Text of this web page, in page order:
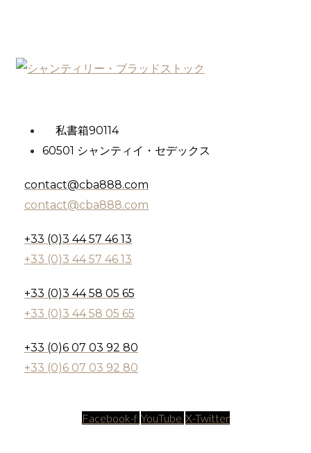
私書箱90114
60501 シャンティイ・セデックス
contact@cba888.com
contact@cba888.com
+33 (0)3 44 57 46 13
+33 (0)3 44 57 46 13
+33 (0)3 44 58 05 65
+33 (0)3 44 58 05 65
+33 (0)6 07 03 92 80
+33 (0)6 07 03 92 80
Facebook-f YouTube X-Twitter